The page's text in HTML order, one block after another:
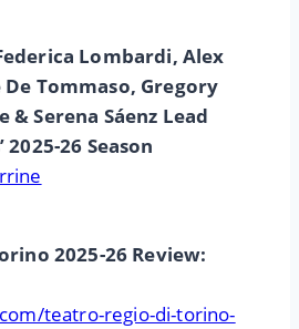
Lombardi, Alex
Tommaso, Gregory
& Serena Sáenz Lead
2025-26 Season
2025-26 Review:
teatro-regio-di-torino-